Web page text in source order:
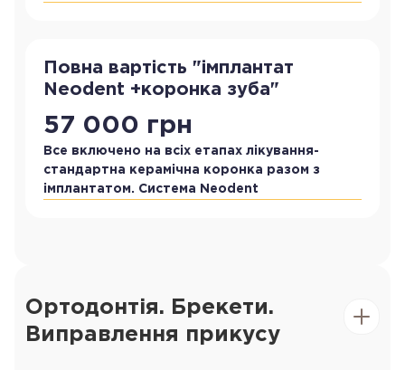
Повна вартість "імплантат
Neodent +коронка зуба"
57 000 грн
Все включено на всіх етапах лікування-
стандартна керамічна коронка разом з
імплантатом. Система Neodent
Ортодонтія. Брекети.
Виправлення прикусу